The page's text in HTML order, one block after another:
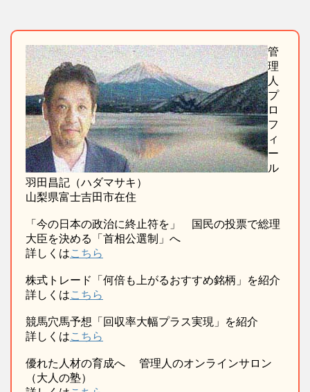
管
理
人
プ
ロ
フ
ィ
ー
ル
羽田昌記（ハダマサキ）
山梨県富士吉田市在住
「今の日本の政治に終止符を」 国民の投票で総理
大臣を決める「首相公選制」へ
詳しくはこちら
株式トレード「何倍も上がるおすすめ銘柄」を紹介
詳しくはこちら
競馬穴馬予想「回収率大幅プラス実現」を紹介
詳しくはこちら
優れた人材の育成へ 管理人のオンラインサロン
（大人の塾）